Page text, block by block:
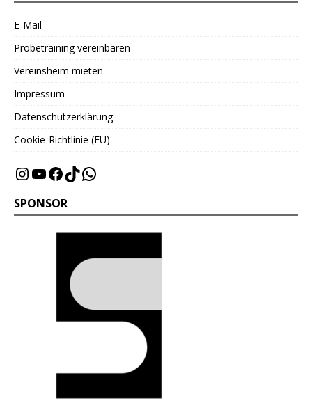
E-Mail
Probetraining vereinbaren
Vereinsheim mieten
Impressum
Datenschutzerklärung
Cookie-Richtlinie (EU)
SPONSOR